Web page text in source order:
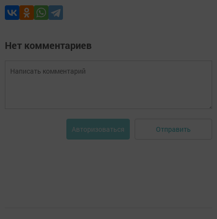
Нет комментариев
Авторизоваться Отправить